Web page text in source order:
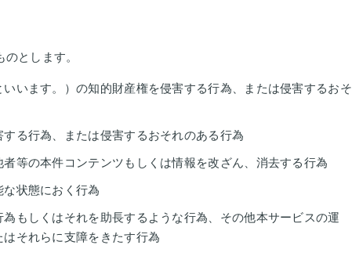
とします。
います。）の知的財産権を侵害する行為、または侵害するおそ
る行為、または侵害するおそれのある行為
等の本件コンテンツもしくは情報を改ざん、消去する行為
状態におく行為
もしくはそれを助長するような行為、その他本サービスの運
それらに支障をきたす行為